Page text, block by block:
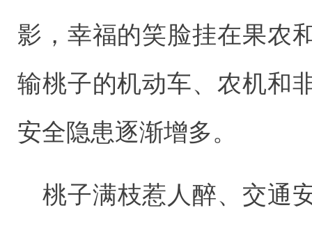
影，幸福的笑脸挂在果农
输桃子的机动车、农机和
安全隐患逐渐增多。
桃子满枝惹人醉、交通